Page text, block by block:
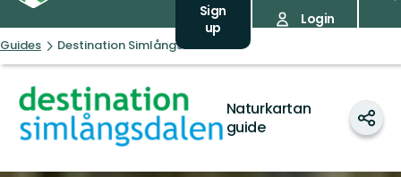
Sign
up
Login
Guides Destination Simlångsdalen
Simlångsdalen
Naturkartan
guide